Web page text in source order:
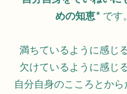
めの知恵" です。
満ちているように感じ
欠けているように感じ
自分自身のこころとか